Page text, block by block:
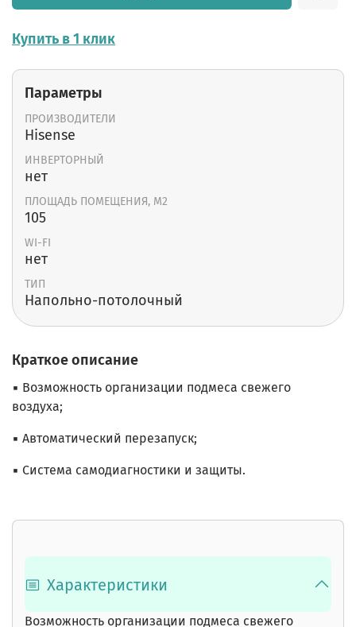
Купить в 1 клик
Параметры
ПРОИЗВОДИТЕЛИ
Hisense
ИНВЕРТОРНЫЙ
нет
ПЛОЩАДЬ ПОМЕЩЕНИЯ, М2
105
WI-FI
нет
ТИП
Напольно-потолочный
Краткое описание
▪ Возможность организации подмеса свежего
воздуха;
▪ Автоматический перезапуск;
▪ Система самодиагностики и защиты.
Характеристики
Возможность организации подмеса свежего